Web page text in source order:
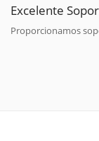
Excelente
Proporcionamos